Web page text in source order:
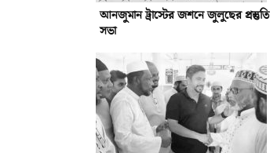
আনজুমান ট্রাস্টের জশনে জুলুছের প্রস্তুতি
সভা